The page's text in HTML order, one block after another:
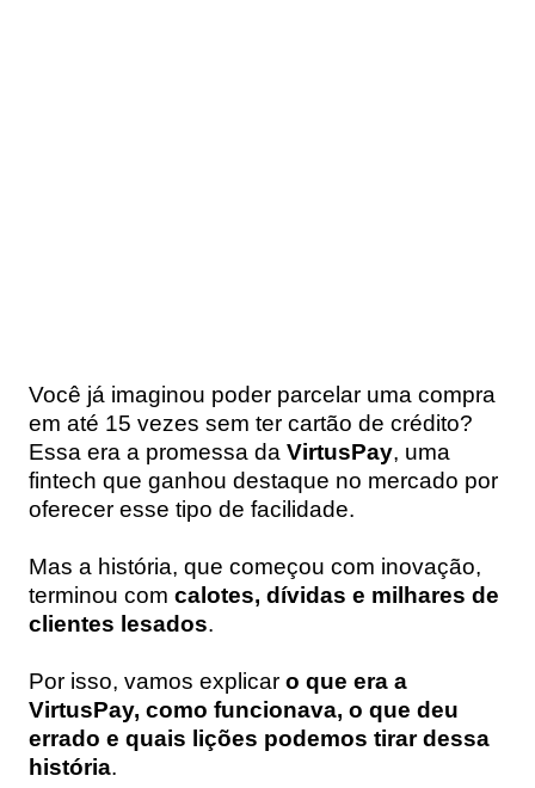
Você já imaginou poder parcelar uma compra
em até 15 vezes sem ter cartão de crédito?
Essa era a promessa da VirtusPay, uma
fintech que ganhou destaque no mercado por
oferecer esse tipo de facilidade.
Mas a história, que começou com inovação,
terminou com calotes, dívidas e milhares de
clientes lesados.
Por isso, vamos explicar o que era a
VirtusPay, como funcionava, o que deu
errado e quais lições podemos tirar dessa
história.